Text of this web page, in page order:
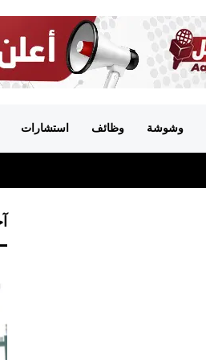
وشوشة وظائف استشارات